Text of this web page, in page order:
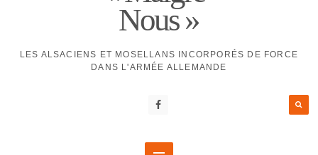
Nous »
LES ALSACIENS ET MOSELLANS INCORPORÉS DE FORCE
DANS L'ARMÉE ALLEMANDE